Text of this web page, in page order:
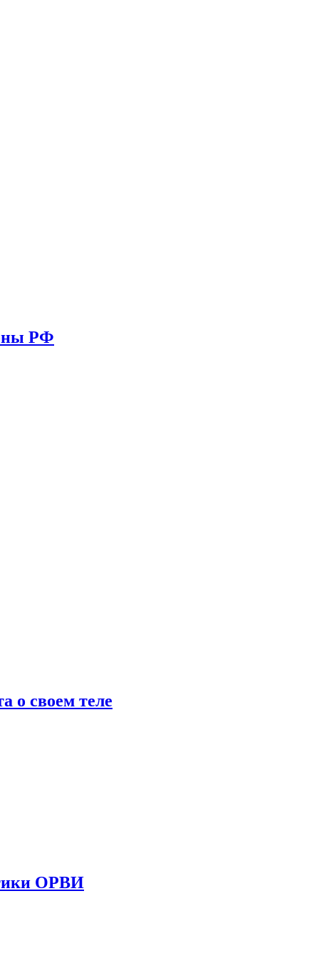
РФ
о своем теле
ОРВИ